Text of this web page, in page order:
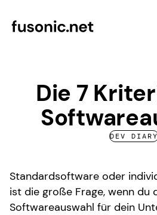
Software
Focus
UX &
Case
About
Die 7
DEV
Standardsoftware oder
ist die große Frage, wenn du
Softwareauswahl für dein